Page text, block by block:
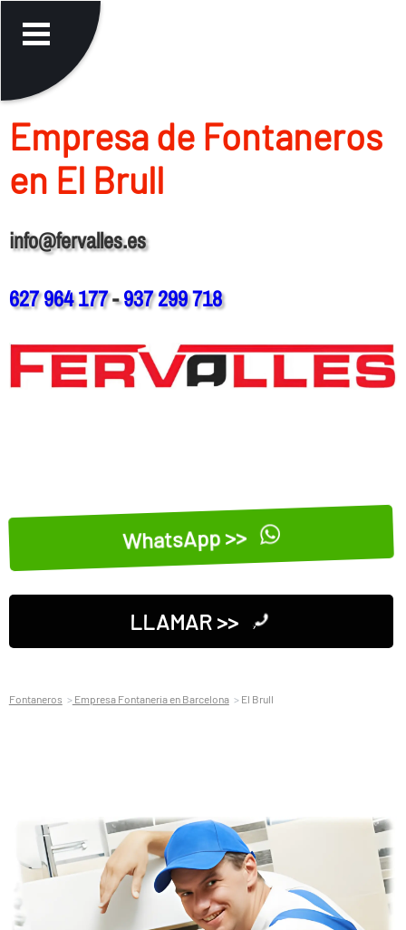
Empresa de Fontaneros
en El Brull
info@fervalles.es
627 964 177-937 299 718
WhatsApp >>
LLAMAR >>
Fontaneros Empresa Fontaneria en Barcelona El Brull